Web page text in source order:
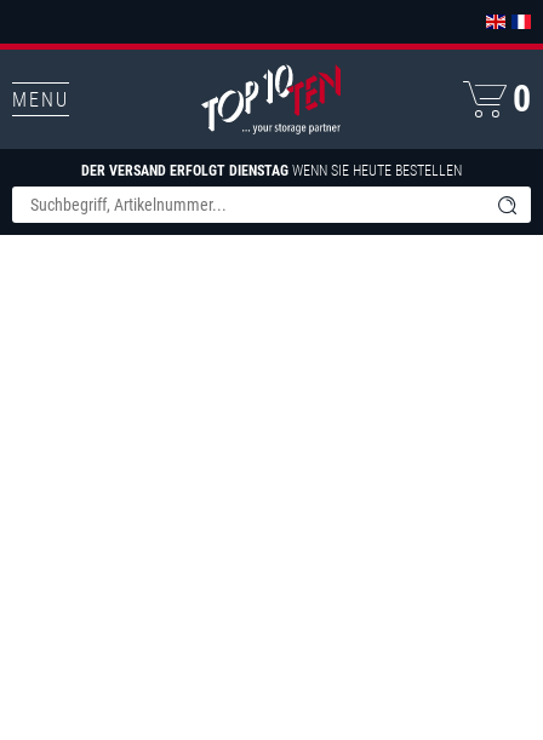
MENU
DER VERSAND ERFOLGT DIENSTAG WENN SIE HEUTE BESTELLEN
0